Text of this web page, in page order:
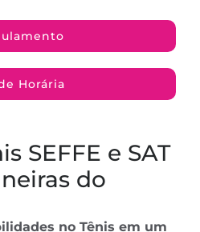
Horária
SEFFE e SAT
do
no Tênis em um